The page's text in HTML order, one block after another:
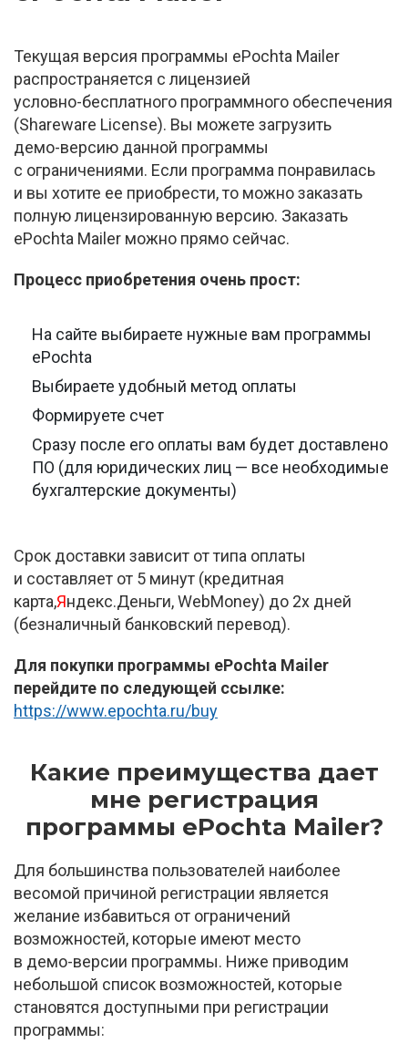
Текущая версия программы ePochta Mailer
распространяется с лицензией
условно-бесплатного программного обеспечения
(Shareware License). Вы можете загрузить
демо-версию данной программы
с ограничениями. Если программа понравилась
и вы хотите ее приобрести, то можно заказать
полную лицензированную версию. Заказать
ePochta Mailer можно прямо сейчас.
Процесс приобретения очень прост:
На сайте выбираете нужные вам программы
ePochta
Выбираете удобный метод оплаты
Формируете счет
Сразу после его оплаты вам будет доставлено
ПО (для юридических лиц — все необходимые
бухгалтерские документы)
Срок доставки зависит от типа оплаты
и составляет от 5 минут (кредитная
карта,Яндекс.Деньги, WebMoney) до 2х дней
(безналичный банковский перевод).
Для покупки программы ePochta Mailer
перейдите по следующей ссылке:
https://www.epochta.ru/buy
Какие преимущества дает
мне регистрация
программы ePochta Mailer?
Для большинства пользователей наиболее
весомой причиной регистрации является
желание избавиться от ограничений
возможностей, которые имеют место
в демо-версии программы. Ниже приводим
небольшой список возможностей, которые
становятся доступными при регистрации
программы: